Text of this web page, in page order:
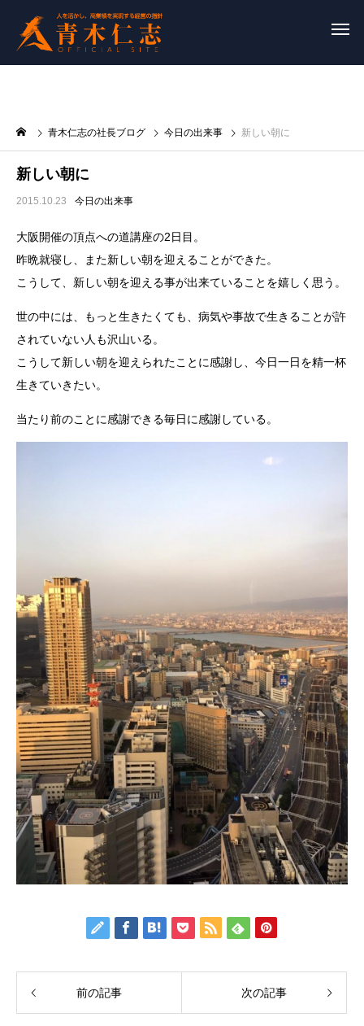
青木仁志の社長ブログ 今日の出来事 新しい朝に
新しい朝に
2015.10.23 今日の出来事
大阪開催の頂点への道講座の2日目。
昨晩就寝し、また新しい朝を迎えることができた。
こうして、新しい朝を迎える事が出来ていることを嬉しく 思う。
世の中には、もっと生きたくても、病気や事故で生きるこ とが許
されていない人も沢山いる。
こうして新しい朝を迎えられたことに感謝し、今日一日を精一杯
生きていきたい。
当たり前のことに感謝できる毎日に感謝している。
前の記事 次の記事